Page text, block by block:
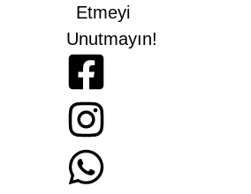
Etmeyi
Unutmayın!